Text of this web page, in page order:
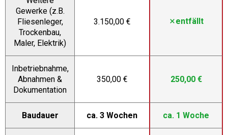
Gewerke (z.B.
Fliesenleger,
Trockenbau,
Maler, Elektrik)
3.150,00 € entfällt
Inbetriebnahme,
Abnahmen &
Dokumentation
350,00 € 250,00 €
Baudauer ca. 3 Wochen ca. 1 Woche